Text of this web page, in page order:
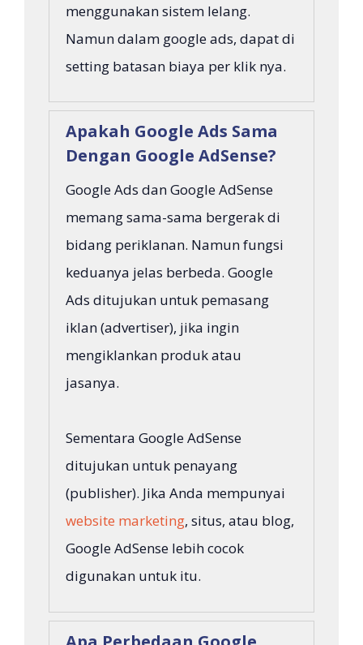
menggunakan sistem lelang.
Namun dalam google ads, dapat di
setting batasan biaya per klik nya.
Apakah Google Ads Sama
Dengan Google AdSense?
Google Ads dan Google AdSense
memang sama-sama bergerak di
bidang periklanan. Namun fungsi
keduanya jelas berbeda. Google
Ads ditujukan untuk pemasang
iklan (advertiser), jika ingin
mengiklankan produk atau
jasanya.
Sementara Google AdSense
ditujukan untuk penayang
(publisher). Jika Anda mempunyai
website marketing, situs, atau blog,
Google AdSense lebih cocok
digunakan untuk itu.